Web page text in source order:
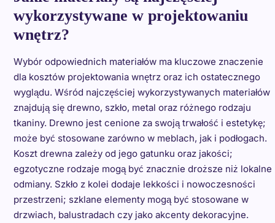
wykorzystywane w projektowaniu
wnętrz?
Wybór odpowiednich materiałów ma kluczowe znaczenie
dla kosztów projektowania wnętrz oraz ich ostatecznego
wyglądu. Wśród najczęściej wykorzystywanych materiałów
znajdują się drewno, szkło, metal oraz różnego rodzaju
tkaniny. Drewno jest cenione za swoją trwałość i estetykę;
może być stosowane zarówno w meblach, jak i podłogach.
Koszt drewna zależy od jego gatunku oraz jakości;
egzotyczne rodzaje mogą być znacznie droższe niż lokalne
odmiany. Szkło z kolei dodaje lekkości i nowoczesności
przestrzeni; szklane elementy mogą być stosowane w
drzwiach, balustradach czy jako akcenty dekoracyjne.